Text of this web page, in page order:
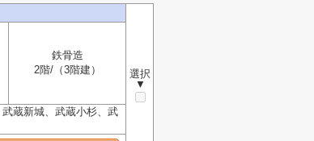
選択
▼
鉄骨造
2階/（3階建）
蔵新城、武蔵小杉、武